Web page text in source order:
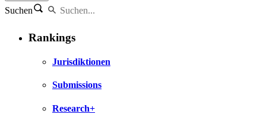
Suchen
Rankings
Jurisdiktionen
Submissions
Research+